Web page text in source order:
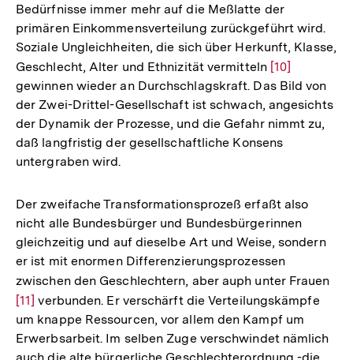
Bedürfnisse immer mehr auf die Meßlatte der
primären Einkommensverteilung zurückgeführt wird.
Soziale Ungleichheiten, die sich über Herkunft, Klasse,
Geschlecht, Alter und Ethnizität vermitteln Zur
Auflösung
der
Fußnote
[10]
gewinnen wieder an Durchschlagskraft. Das Bild von
der Zwei-Drittel-Gesellschaft ist schwach, angesichts
der Dynamik der Prozesse, und die Gefahr nimmt zu,
daß langfristig der gesellschaftliche Konsens
untergraben wird.
Der zweifache Transformationsprozeß erfaßt also
nicht alle Bundesbürger und Bundesbürgerinnen
gleichzeitig und auf dieselbe Art und Weise, sondern
er ist mit enormen Differenzierungsprozessen
zwischen den Geschlechtern, aber auph unter Frauen
[11] verbunden. Er verschärft die Verteilungskämpfe
um knappe Ressourcen, vor allem den Kampf um
Erwerbsarbeit. Im selben Zuge verschwindet nämlich
auch die alte bürgerliche Geschlechterordnung -die